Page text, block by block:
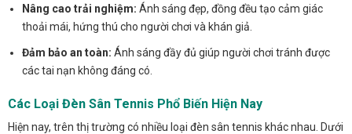
Nâng cao trải nghiệm: Ánh sáng đẹp, đồng đều tạo cảm giác
thoải mái, hứng thú cho người chơi và khán giả.
Đảm bảo an toàn: Ánh sáng đầy đủ giúp người chơi tránh được
các tai nạn không đáng có.
Các Loại Đèn Sân Tennis Phổ Biến Hiện Nay
Hiện nay, trên thị trường có nhiều loại đèn sân tennis khác nhau. Dưới